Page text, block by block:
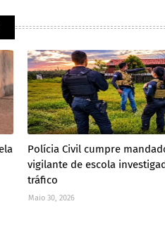
Polícia Civil cumpre
vigilante de escola
tráfico
Maio 30, 2026